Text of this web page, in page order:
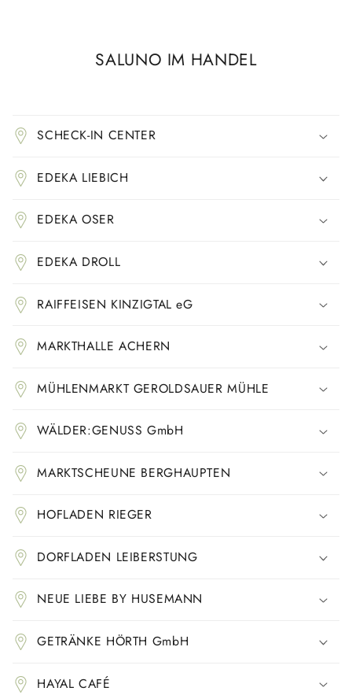
SALUNO IM HANDEL
i
n
k
a
p
p
b
a
r
e
r
I
n
h
a
l
SCHECK-IN CENTER
EDEKA LIEBICH
EDEKA OSER
EDEKA DROLL
RAIFFEISEN KINZIGTAL eG
MARKTHALLE ACHERN
MÜHLENMARKT GEROLDSAUER MÜHLE
WÄLDER:GENUSS GmbH
MARKTSCHEUNE BERGHAUPTEN
HOFLADEN RIEGER
DORFLADEN LEIBERSTUNG
NEUE LIEBE BY HUSEMANN
GETRÄNKE HÖRTH GmbH
HAYAL CAFÉ